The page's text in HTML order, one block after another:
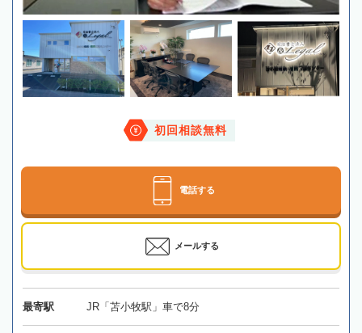
初回相談無料
電話する
メールする
最寄駅 JR「苫小牧駅」車で8分